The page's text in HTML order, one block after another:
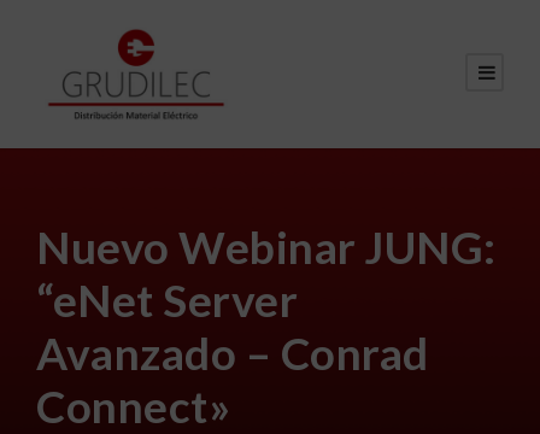
Nuevo Webinar JUNG:
“eNet Server
Avanzado – Conrad
Connect»